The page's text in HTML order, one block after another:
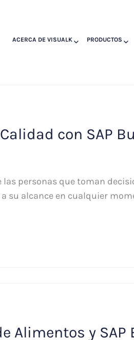
ACERCA DE VISUALK PRODUCTOS
con SAP
las personas que toman
su alcance en cualquier
Alimentos y SAP